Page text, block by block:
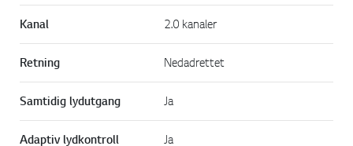
Kanal 2.0 kanaler
Retning Nedadrettet
Samtidig lydutgang Ja
Adaptiv lydkontroll Ja